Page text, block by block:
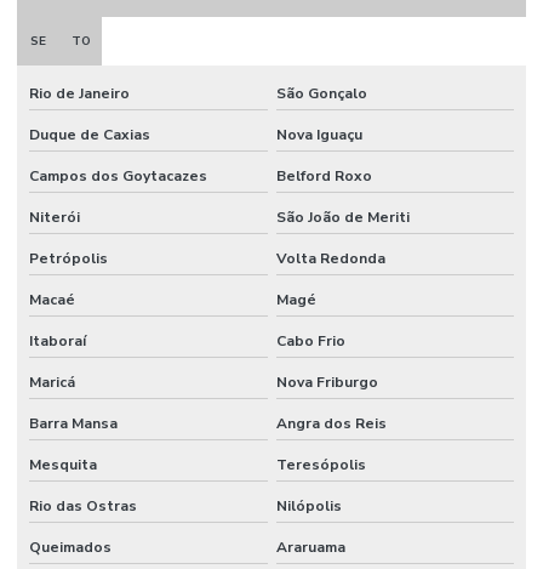
Empresa de montagem industrial
Empresa de prestação de serviços de mão de obra
Empresa de projeto industrial
Empresa de projeto de manutenção
Empresa de projetos em engenharia
Empresa que terceiriza mao de obra
Empresa de serviço industrial
Empresa de terceirização de mão de obra
Empresas prestadoras de serviços de mão de obra terceirizada
Empresas que terceirizam serviços de produção
SE TO
Rio de Janeiro São Gonçalo
Duque de Caxias Nova Iguaçu
Campos dos Goytacazes Belford Roxo
Niterói São João de Meriti
Petrópolis Volta Redonda
Macaé Magé
Itaboraí Cabo Frio
Maricá Nova Friburgo
Barra Mansa Angra dos Reis
Mesquita Teresópolis
Rio das Ostras Nilópolis
Queimados Araruama